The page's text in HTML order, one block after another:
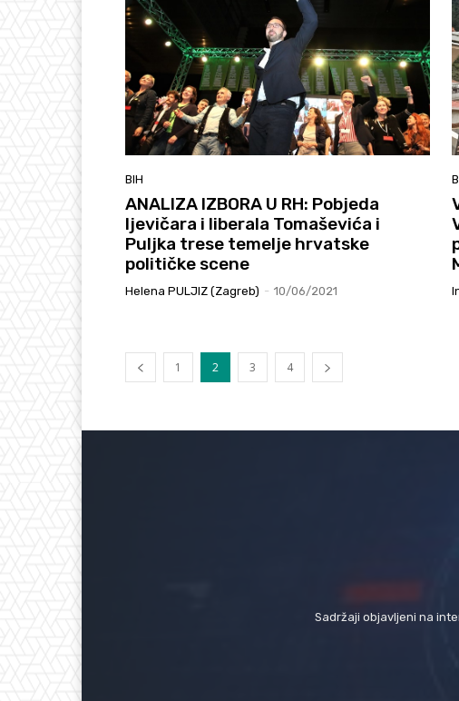
BIH
ANALIZA IZBORA U RH: Pobjeda
ljevičara i liberala Tomaševića i
Puljka trese temelje hrvatske
političke scene
Helena PULJIZ (Zagreb) - 10/06/2021
1 2 3 4
Sadržaji objavljeni na